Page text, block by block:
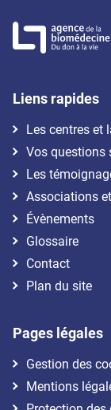
Liens rapides
Les centres et
Vos questions
Les
Associations
Évènements
Glossaire
Contact
Plan du site
Pages légales
Gestion des
Mentions